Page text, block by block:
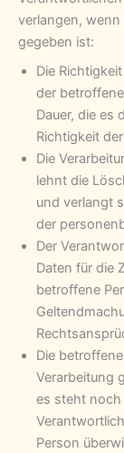
verlangen,
gegeben ist:
Die
der
Dauer, die es
Richtigkeit
Die
lehnt die
und verlangt
der
Der
Daten für die
betroffene
Die
Verarbeitung
es steht
Person